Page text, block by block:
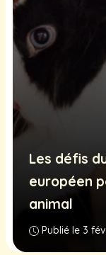
Les défis
européen
animal
Publié le 3